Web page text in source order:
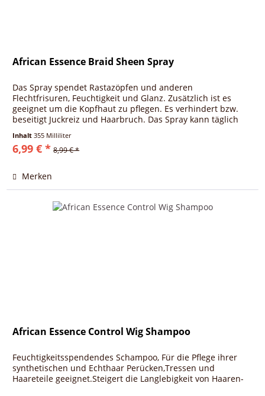
African Essence Braid Sheen Spray
Das Spray spendet Rastazöpfen und anderen
Flechtfrisuren, Feuchtigkeit und Glanz. Zusätzlich ist es
geeignet um die Kopfhaut zu pflegen. Es verhindert bzw.
beseitigt Juckreiz und Haarbruch. Das Spray kann täglich
Inhalt355 Milliliter
6,99 € * 8,99 € *
Merken
African Essence Control Wig Shampoo
Feuchtigkeitsspendendes Schampoo, Für die Pflege ihrer
synthetischen und Echthaar Perücken,Tressen und
Haareteile geeignet.Steigert die Langlebigkeit von Haaren-